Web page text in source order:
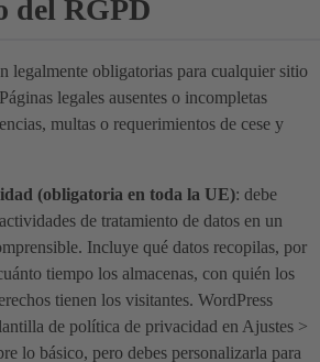
del RGPD
legalmente obligatorias para cualquier sitio
legales ausentes o incompletas
multas o requerimientos de cese y
(obligatoria en toda la UE): debe
de tratamiento de datos en un
Incluye qué datos recopilas, por
tiempo los almacenas, con quién los
tienen los visitantes. WordPress
de política de privacidad en Ajustes >
lo básico, pero debes personalizarla para